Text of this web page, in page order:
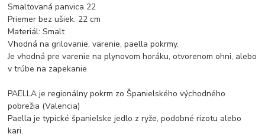
Smaltovaná panvica 22
Priemer bez ušiek: 22 cm
Materiál: Smalt
Vhodná na grilovanie, varenie, paella pokrmy.
Je vhodná pre varenie na plynovom horáku, otvorenom ohni, alebo
v trúbe na zapekanie
PAELLA je regionálny pokrm zo Španielského východného
pobrežia (Valencia)
Paella je typické španielske jedlo z ryže, podobné rizotu alebo
kari.